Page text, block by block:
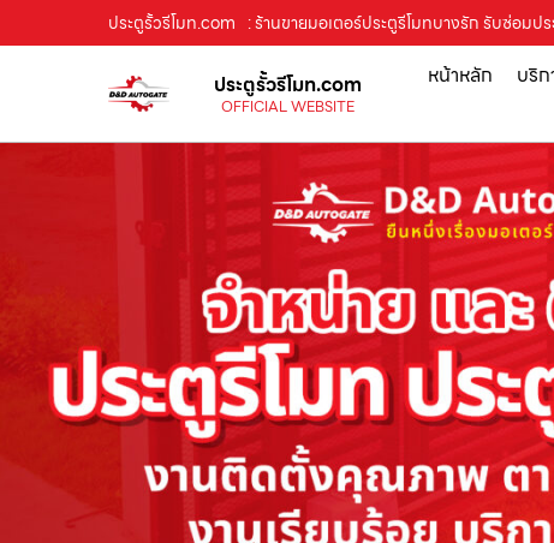
ประตูรั้วรีโมท.com : ร้านขายมอเตอร์ประตูรีโมทบางรัก รับซ่อม
ประตูรั้วรีโมท.com
OFFICIAL WEBSITE
หน้าหลัก บริก